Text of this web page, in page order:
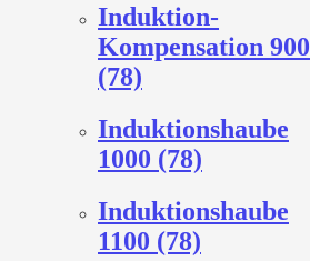
Induktion-
Kompensation 900
(78)
Induktionshaube
1000 (78)
Induktionshaube
1100 (78)